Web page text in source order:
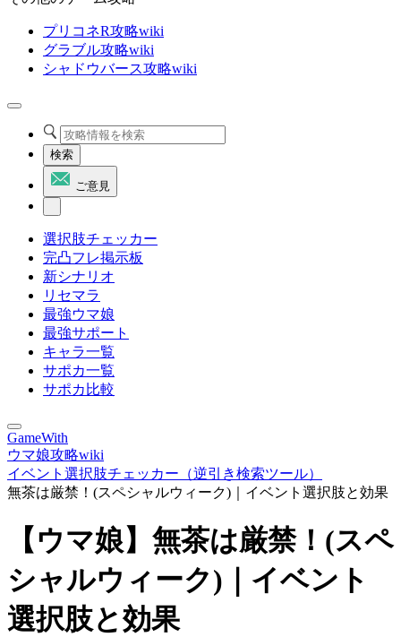
プリコネR攻略wiki
グラブル攻略wiki
シャドウバース攻略wiki
検索
ご意見
選択肢チェッカー
完凸フレ掲示板
新シナリオ
リセマラ
最強ウマ娘
最強サポート
キャラ一覧
サポカ一覧
サポカ比較
GameWith
ウマ娘攻略wiki
イベント選択肢チェッカー（逆引き検索ツール）
無茶は厳禁！(スペシャルウィーク)｜イベント選択肢と効果
【ウマ娘】無茶は厳禁！(スペ
シャルウィーク)｜イベント
選択肢と効果